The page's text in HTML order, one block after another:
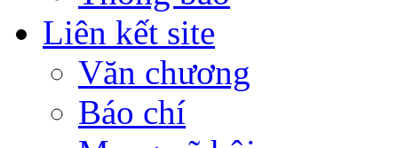
Liên kết site
Văn chương
Báo chí